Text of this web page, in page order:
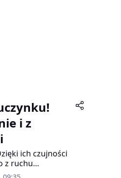
i z
ich czujności
z ruchu
powinien był